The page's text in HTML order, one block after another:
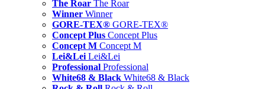
The Roar The Roar
Winner Winner
GORE-TEX® GORE-TEX®
Concept Plus Concept Plus
Concept M Concept M
Lei&Lei Lei&Lei
Professional Professional
White68 & Black White68 & Black